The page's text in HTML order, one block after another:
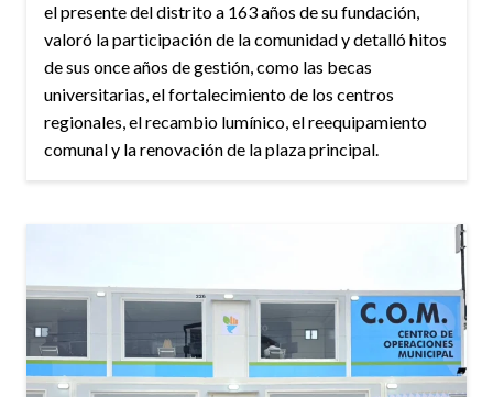
el presente del distrito a 163 años de su fundación,
valoró la participación de la comunidad y detalló hitos
de sus once años de gestión, como las becas
universitarias, el fortalecimiento de los centros
regionales, el recambio lumínico, el reequipamiento
comunal y la renovación de la plaza principal.